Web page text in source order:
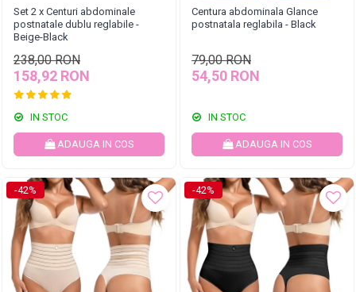
Set 2 x Centuri abdominale
postnatale dublu reglabile -
Beige-Black
238,00 RON
158,92 RON
IN STOC
ADAUGA IN COS
Centura abdominala Glance
postnatala reglabila - Black
79,00 RON
54,50 RON
IN STOC
ADAUGA IN COS
-42% -42%